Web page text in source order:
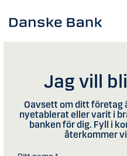
Jag vill
Oavsett om ditt företag
nyetablerat eller varit i
banken för dig. Fyll i
återkommer